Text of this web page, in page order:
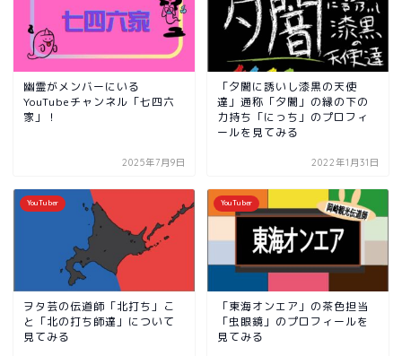
幽霊がメンバーにいる
YouTubeチャンネル「七四六
家」！
2025年7月9日
「夕闇に誘いし漆黒の天使
達」通称「夕闇」の縁の下の
力持ち「にっち」のプロフィ
ールを見てみる
2022年1月31日
YouTuber
ヲタ芸の伝道師「北打ち」こ
と「北の打ち師達」について
見てみる
YouTuber
「東海オンエア」の茶色担当
「虫眼鏡」のプロフィールを
見てみる